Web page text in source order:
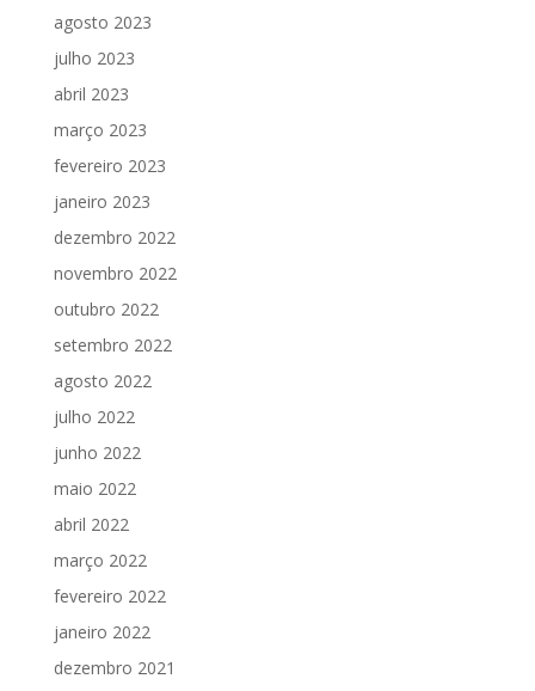
agosto 2023
julho 2023
abril 2023
março 2023
fevereiro 2023
janeiro 2023
dezembro 2022
novembro 2022
outubro 2022
setembro 2022
agosto 2022
julho 2022
junho 2022
maio 2022
abril 2022
março 2022
fevereiro 2022
janeiro 2022
dezembro 2021